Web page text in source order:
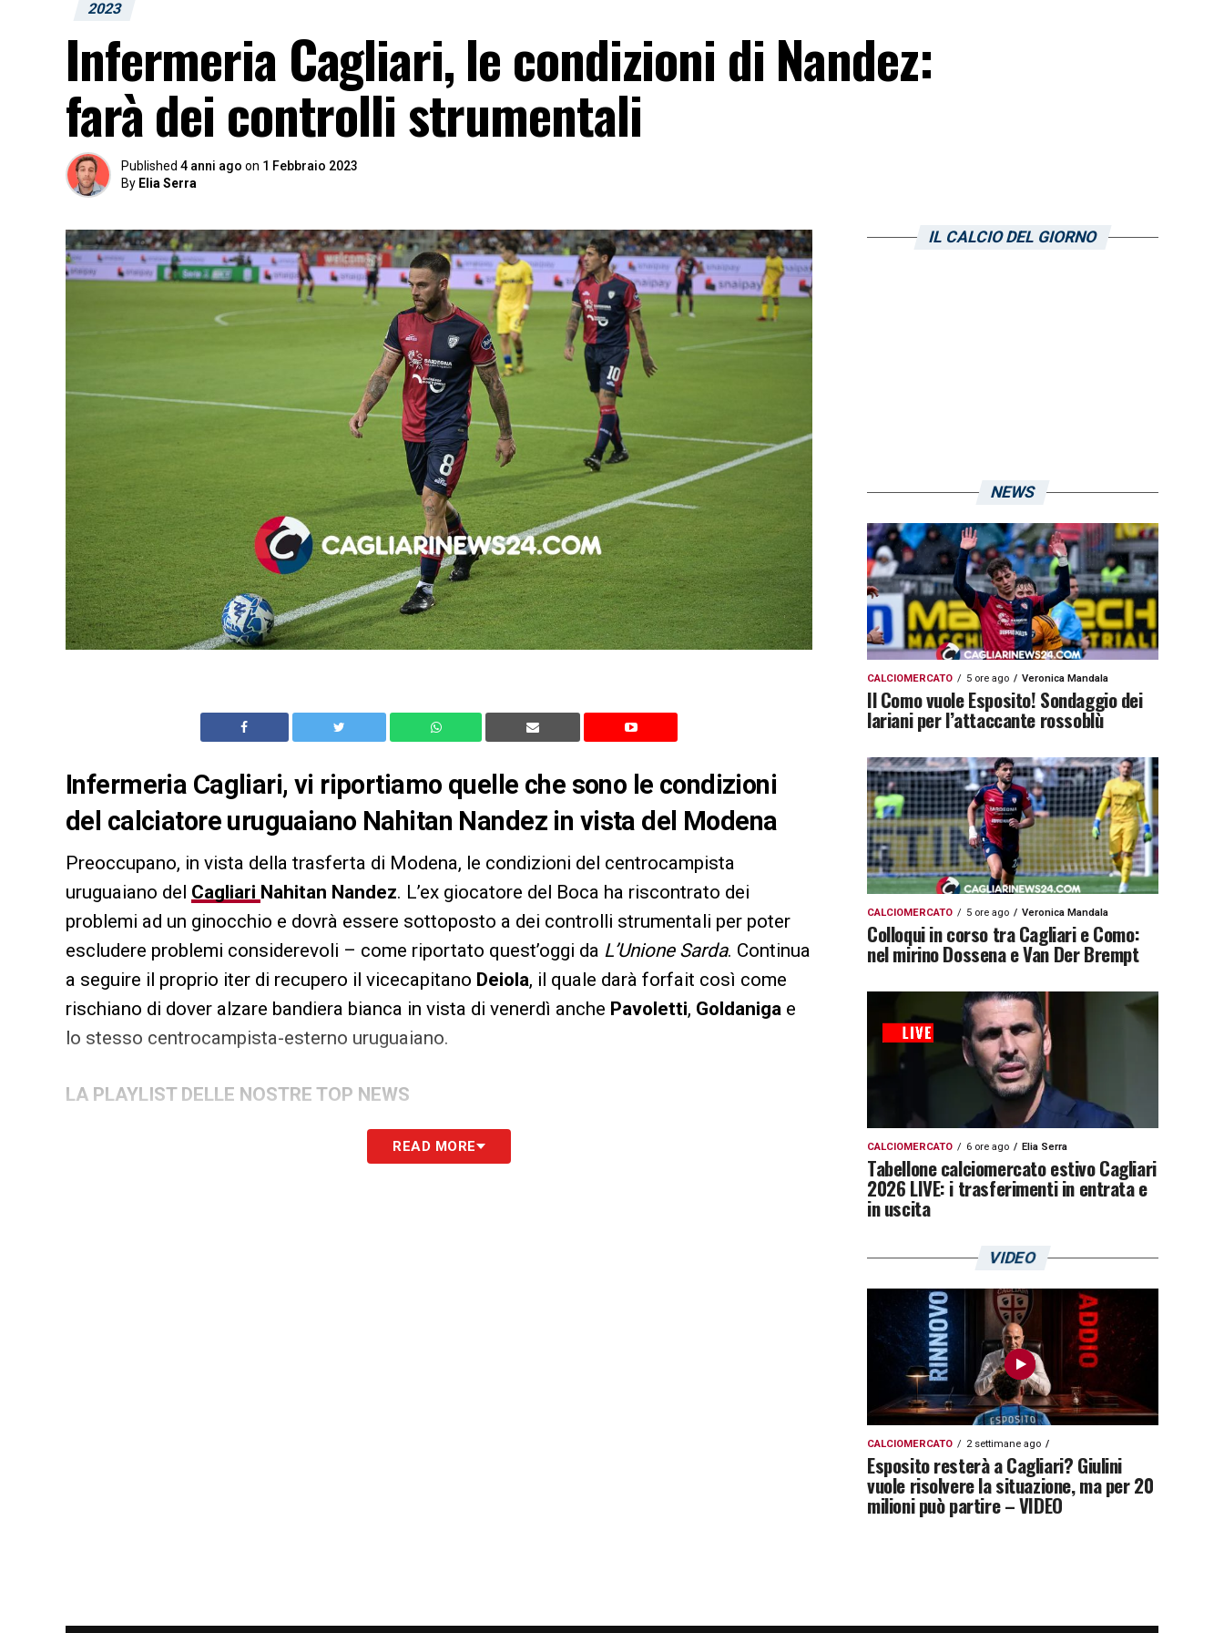
2023
Infermeria Cagliari, le condizioni di Nandez:
farà dei controlli strumentali
Published 4 anni ago on 1 Febbraio 2023
By Elia Serra
Infermeria Cagliari, vi riportiamo quelle che sono le condizioni
del calciatore uruguaiano Nahitan Nandez in vista del Modena
Preoccupano, in vista della trasferta di Modena, le condizioni del centrocampista
uruguaiano del Cagliari Nahitan Nandez. L’ex giocatore del Boca ha riscontrato dei
problemi ad un ginocchio e dovrà essere sottoposto a dei controlli strumentali per poter
escludere problemi considerevoli – come riportato quest’oggi da L’Unione Sarda. Continua
a seguire il proprio iter di recupero il vicecapitano Deiola, il quale darà forfait così come
rischiano di dover alzare bandiera bianca in vista di venerdì anche Pavoletti, Goldaniga e
lo stesso centrocampista-esterno uruguaiano.
LA PLAYLIST DELLE NOSTRE TOP NEWS
READ MORE
IL CALCIO DEL GIORNO
NEWS
CALCIOMERCATO 5 ore ago Veronica Mandala
Il Como vuole Esposito! Sondaggio dei
lariani per l’attaccante rossoblù
CALCIOMERCATO 5 ore ago Veronica Mandala
Colloqui in corso tra Cagliari e Como:
nel mirino Dossena e Van Der Brempt
CALCIOMERCATO 6 ore ago Elia Serra
Tabellone calciomercato estivo Cagliari
2026 LIVE: i trasferimenti in entrata e
in uscita
VIDEO
CALCIOMERCATO 2 settimane ago
Esposito resterà a Cagliari? Giulini
vuole risolvere la situazione, ma per 20
milioni può partire – VIDEO